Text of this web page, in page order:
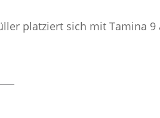
platziert sich mit Tamina 9